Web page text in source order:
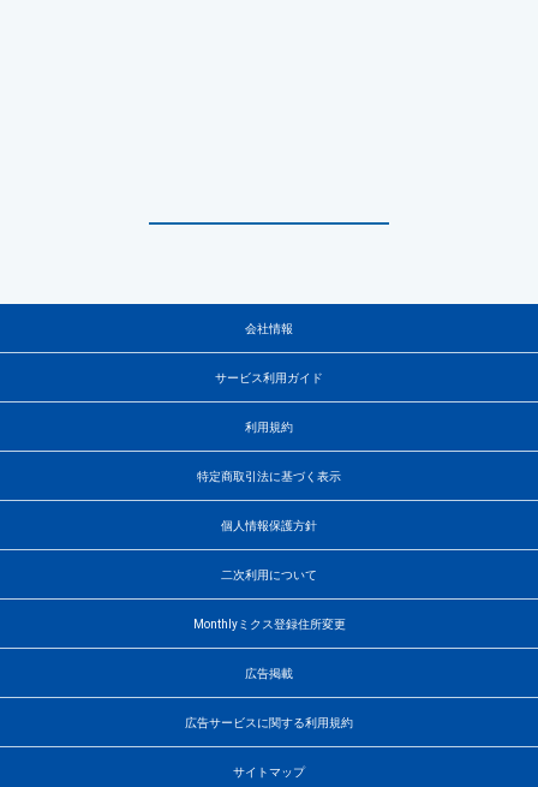
会社情報
サービス利用ガイド
利用規約
特定商取引法に基づく表示
個人情報保護方針
二次利用について
Monthlyミクス登録住所変更
広告掲載
広告サービスに関する利用規約
サイトマップ